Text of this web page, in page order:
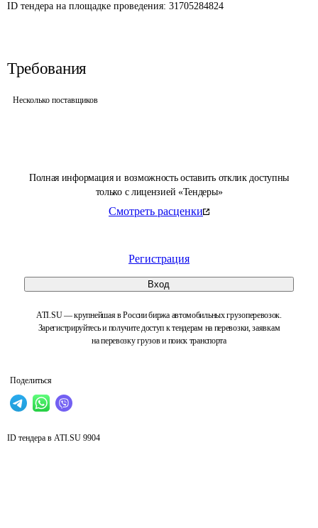
Полная информация и возможность оставить отклик доступны
только с лицензией «Тендеры»
Смотреть расценки
Регистрация
Вход
ATI.SU — крупнейшая в России биржа автомобильных грузоперевозок.
Зарегистрируйтесь и получите доступ к тендерам на перевозки, заявкам
на перевозку грузов и поиск транспорта
Поделиться
ID тендера на площадке проведения: 31705284824
Требования
Несколько поставщиков
ID тендера в ATI.SU 9904